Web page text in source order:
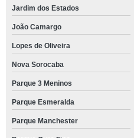
Jardim dos Estados
João Camargo
Lopes de Oliveira
Nova Sorocaba
Parque 3 Meninos
Parque Esmeralda
Parque Manchester